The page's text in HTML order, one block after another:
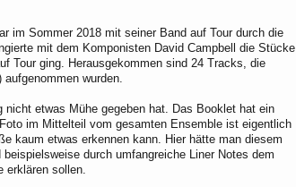
im Sommer 2018 mit seiner Band auf Tour durch die
mit dem Komponisten David Campbell die Stücke
Tour ging. Herausgekommen sind 24 Tracks, die
wurden.
etwas Mühe gegeben hat. Das Booklet hat ein
im Mittelteil vom gesamten Ensemble ist eigentlich
kaum etwas erkennen kann. Hier hätte man diesem
durch umfangreiche Liner Notes dem
erklären sollen.